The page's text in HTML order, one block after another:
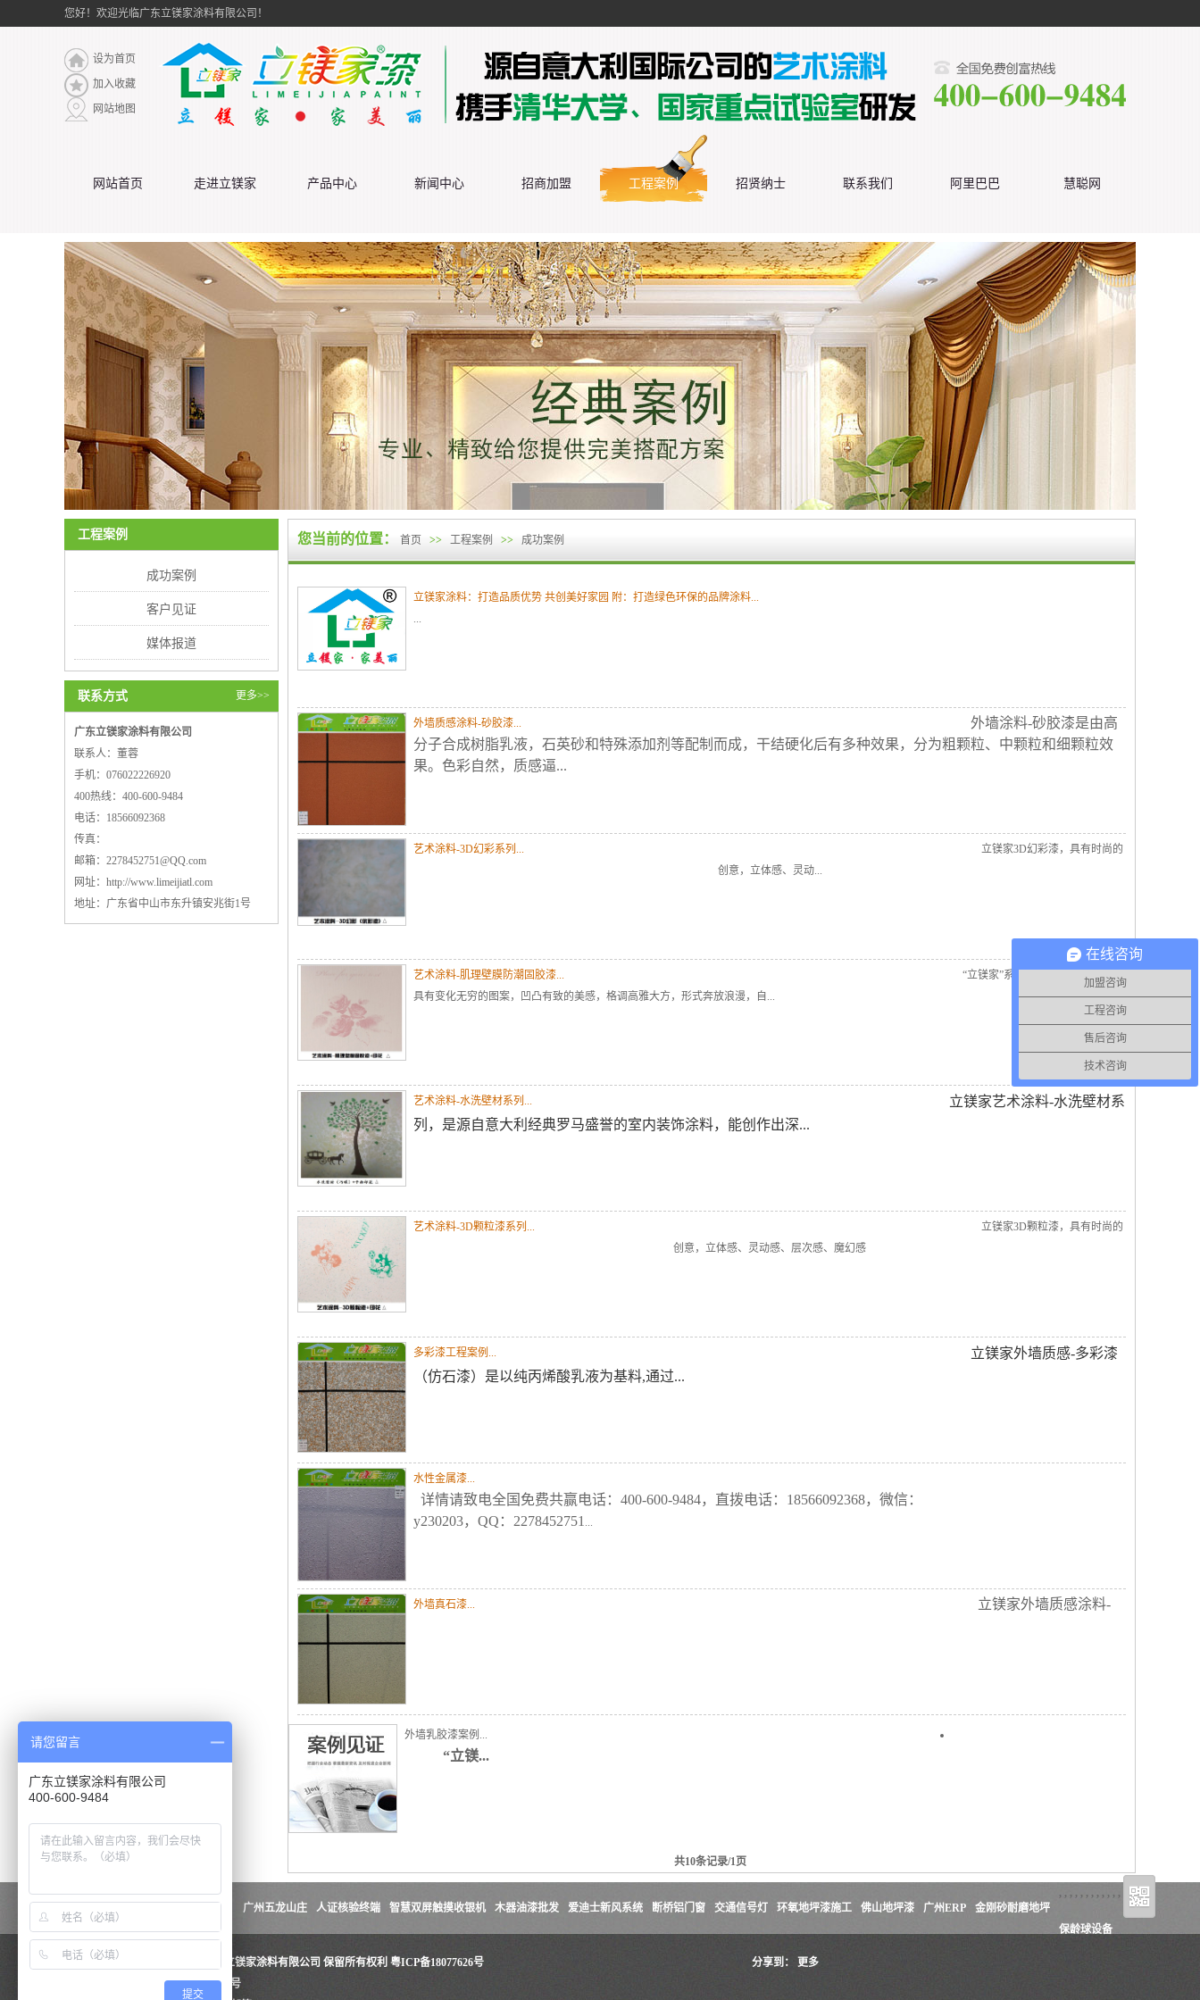
您好！欢迎光临广东立镁家涂料有限公司！
设为首页
加入收藏
网站地图
网站首页 走进立镁家 产品中心 新闻中心 招商加盟 工程案例 招贤纳士 联系我们 阿里巴巴 慧聪网
工程案例
成功案例
客户见证
媒体报道
联系方式 更多>>
广东立镁家涂料有限公司
联系人：董蓉
手机：076022226920
400热线：400-600-9484
电话：18566092368
传真：
邮箱： 2278452751@QQ.com
网址： http://www.limeijiatl.com
地址：广东省中山市东升镇安兆街1号
您当前的位置： 首页 >> 工程案例 >> 成功案例
立镁家涂料：打造品质优势 共创美好家园 附：打造绿色环保的品牌涂料...
...
外墙质感涂料-砂胶漆...
外墙涂料-砂胶漆是由高
分子合成树脂乳液，石英砂和特殊添加剂等配制而成，干结硬化后有多种效果，分为粗颗粒、中颗粒和细颗粒效
果。色彩自然，质感逼...
艺术涂料-3D幻彩系列...
立镁家3D幻彩漆，具有时尚的
创意， 立体感、灵动...
艺术涂料-肌理壁膜防潮固胶漆...
“立镁家”系列肌理壁膜防潮固胶漆
具有变化无穷的图案，凹凸有致的美感，格调高雅大方，形式奔放浪漫，自...
艺术涂料-水洗壁材系列...
立镁家艺术涂料-水洗壁材系
列，是源自意大利经典罗马盛誉的室内装饰涂料，能创作出深...
艺术涂料-3D颗粒漆系列...
立镁家3D颗粒漆，具有时尚的
创意， 立体感、灵动感、层次感、魔幻感
多彩漆工程案例...
立镁家外墙质感-多彩漆
（仿石漆）是以纯丙烯酸乳液为基料,通过...
水性金属漆...
详情请致电全国免费共赢电话：400-600-9484，直拨电话：18566092368，微信：
y230203，QQ：2278452751 ...
外墙真石漆... 立镁家外墙质感涂料-
外墙乳胶漆案例...
“立镁...
共10条记录/1页
广州五龙山庄
,
人证核验终端
,
智慧双屏触摸收银机
,
木器油漆批发
,
爱迪士新风系统
,
断桥铝门窗
,
交通信号灯
,
环氧地坪漆施工
,
佛山地坪漆
,
广州ERP
,
金刚砂耐磨地坪
,
保龄球设备
,
版权所有：Copyright© 2016 广东立镁家涂料有限公司 保留所有权利 粤ICP备18077626号
地址：广东省中山市东升镇安兆街1号
分享到： 更多
在线咨询
加盟咨询
工程咨询
售后咨询
技术咨询
请您留言
广东立镁家涂料有限公司
400-600-9484
提交